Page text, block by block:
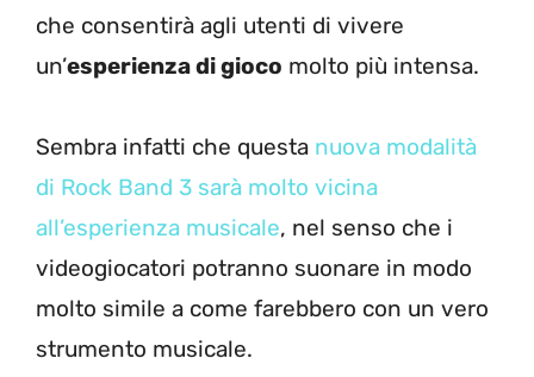
che consentirà agli utenti di vivere
un’esperienza di gioco molto più intensa.
Sembra infatti che questa nuova modalità
di Rock Band 3 sarà molto vicina
all’esperienza musicale, nel senso che i
videogiocatori potranno suonare in modo
molto simile a come farebbero con un vero
strumento musicale.